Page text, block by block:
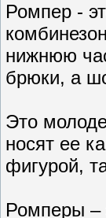
Ромпер -
нижнюю
брюки, а
Это
носят ее
фигурой,
Ромперы –